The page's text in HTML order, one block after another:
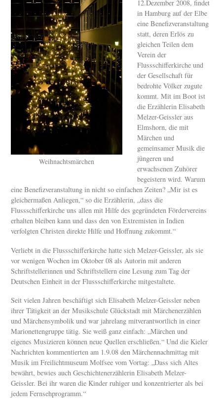
Weihnachtsmärchen
12.Dezember 2008, findet
in Hamburg auf der Elbe
eine Benefizveranstaltung
statt, deren Erlös zu
gleichen Teilen dem
Verein der
Flussschifferkirche und
der Gesellschaft für
bedrohte Völker zugute
kommt. Mit im Boot ist
die Erzählerin Elisabeth
Melzer-Geissler aus
Elmshorn, die mit
Märchen und
gemeinsamer Musik die
jüngeren und
erwachsenen Zuhörer
begeistern wird. Warum
eine Benefizveranstaltung in nicht so einfachen Zeiten? „Mir ist es
gleichermaßen Anliegen,“ so die Erzählerin, „dass die
Flussschifferkirche uns allen mit Hilfe des gegründeten Fördervereins
erhalten bleiben kann und dass den von Extremisten in Indien
verfolgten Christen direkte Hilfe und Hoffnung zukommt.“
Verliebt in die Flussschifferkirche hatte sich Melzer-Geissler, als sie
vor wenigen Wochen im Oktober 08 als Autorin mit anderen
Schriftstellerinnen und Schriftstellern eine Lesung zum Tag der
Deutschen Einheit in der Flussschifferkirche mitgestaltete.
Seit vielen Jahren beschäftigt sich Elisabeth Melzer-Geissler neben
ihrer Tätigkeit an der Musikschule Glückstadt mit Märchenerzählen
und Märchensymbolik und war jahrelang mitverantwortlich in einer
Marionettengruppe tätig. Sie weiß ganz einfach: „Märchen und
eigenes Musizieren können neue Quellen erschließen.“ Und die Kieler
Nachrichten kommentierten am 1.9.08 den Märchennachmittag mit
Musik im Freilichtmuseum Molfsee vom Vortag: „Dass sich Altes
bewährt, bewies auch Geschichtenerzählerin Elisabeth Melzer-
Geissler. Bei ihr waren die Kinder ruhiger und konzentrierter als bei
jedem Fernsehprogramm.“